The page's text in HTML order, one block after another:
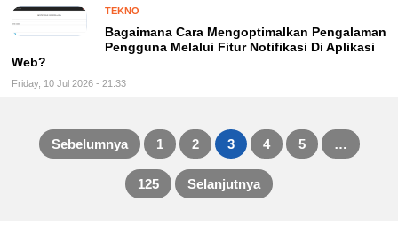
TEKNO
Bagaimana Cara Mengoptimalkan Pengalaman
Pengguna Melalui Fitur Notifikasi Di Aplikasi
Web?
Friday, 10 Jul 2026 - 21:33
PostsSebelumnya 1 2 3 4 5 …
125 Selanjutnya